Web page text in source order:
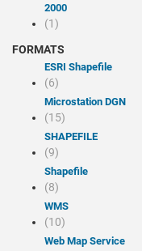
2000
(1)
FORMATS
ESRI Shapefile
(6)
Microstation DGN
(15)
SHAPEFILE
(9)
Shapefile
(8)
WMS
(10)
Web Map Service